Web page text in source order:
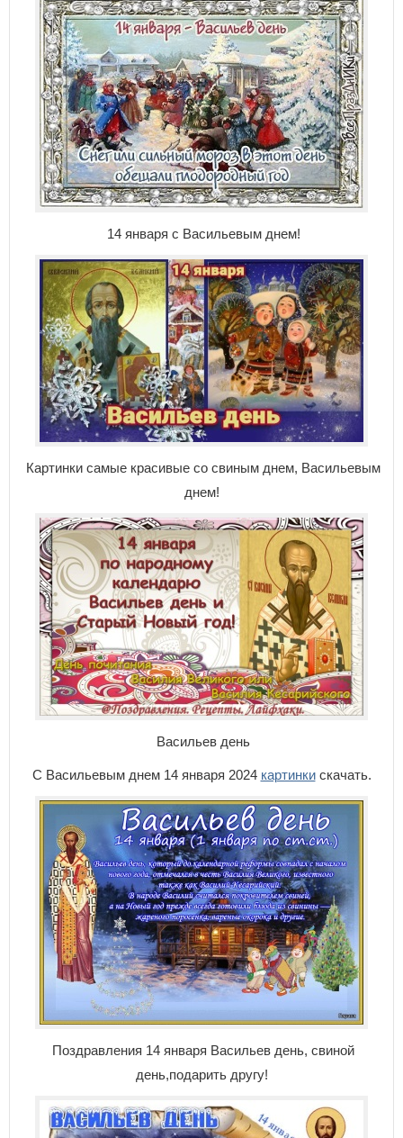
14 января с Васильевым днем!
Картинки самые красивые со свиным днем, Васильевым
днем!
Васильев день
С Васильевым днем 14 января 2024 картинкискачать.
Поздравления 14 января Васильев день, свиной
день,подарить другу!